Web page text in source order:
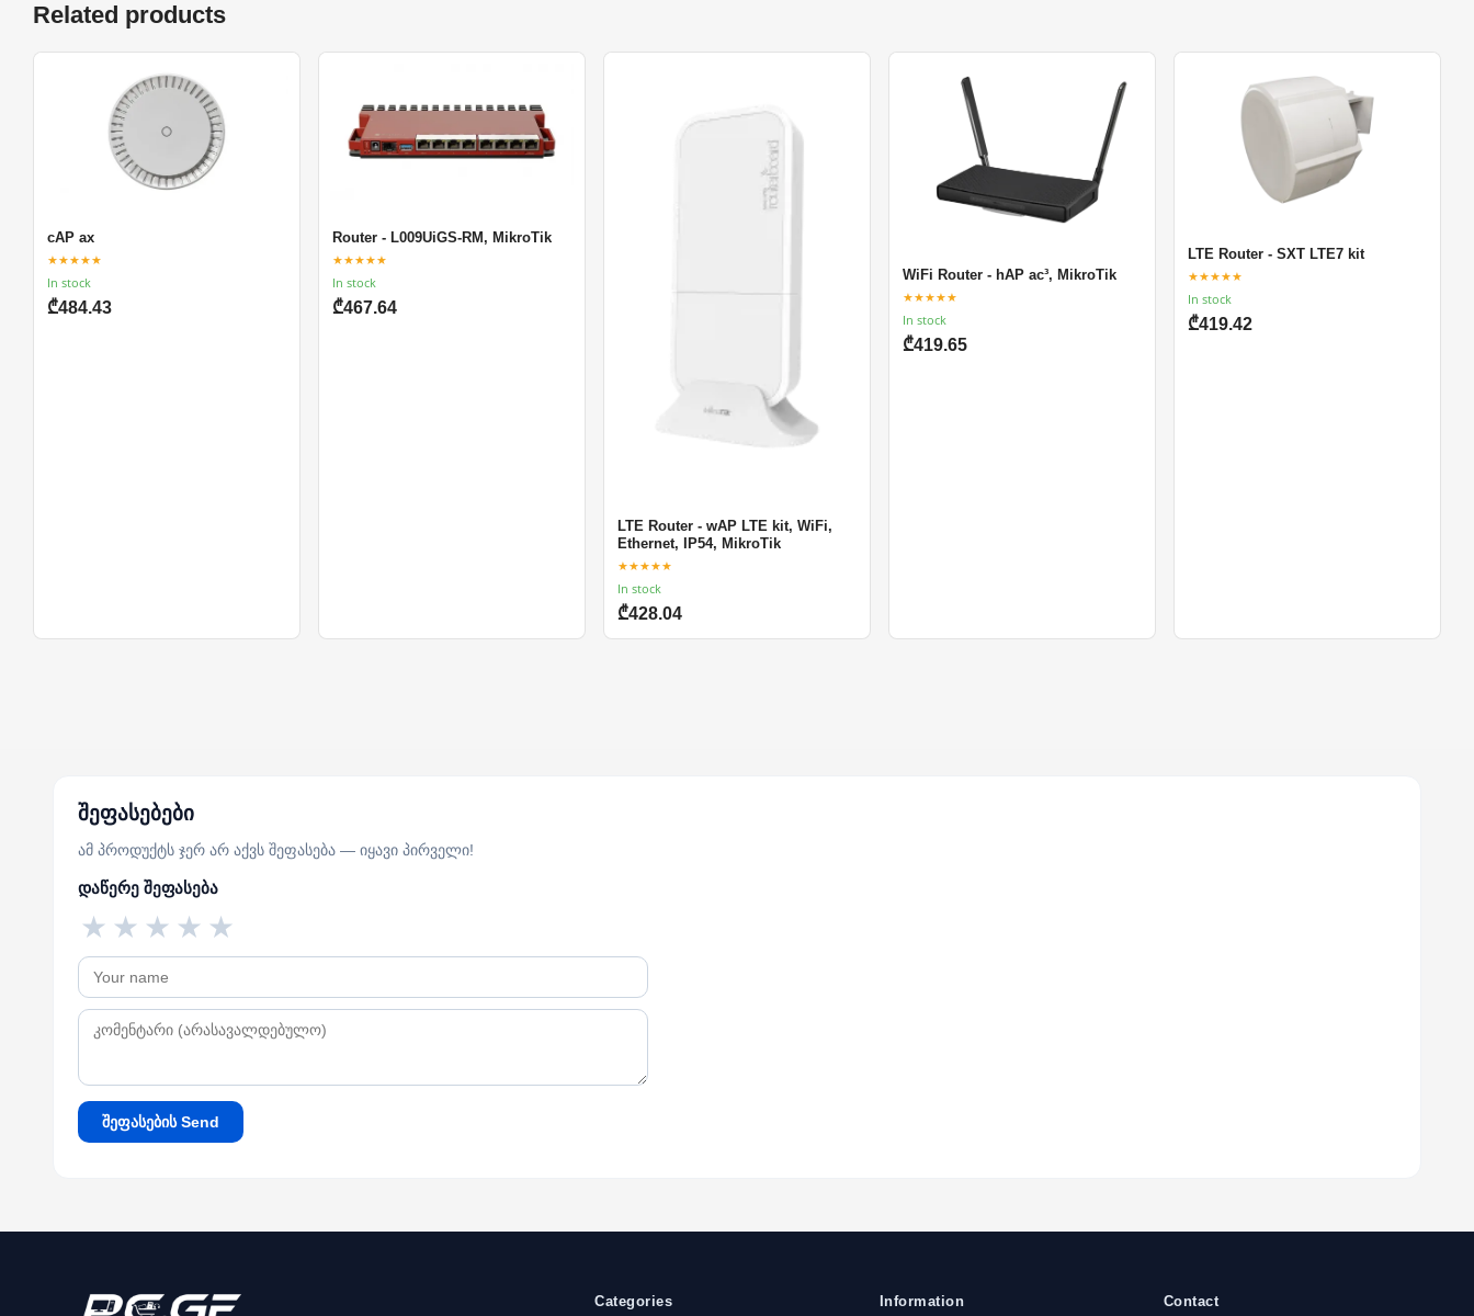
Related products
cAP ax
★★★★★
In stock
₾484.43
Router - L009UiGS-RM, MikroTik
★★★★★
In stock
₾467.64
LTE Router - wAP LTE kit, WiFi,
Ethernet, IP54, MikroTik
★★★★★
In stock
₾428.04
WiFi Router - hAP ac³, MikroTik
★★★★★
In stock
₾419.65
LTE Router - SXT LTE7 kit
★★★★★
In stock
₾419.42
შეფასებები
ამ პროდუქტს ჯერ არ აქვს შეფასება — იყავი პირველი!
დაწერე შეფასება
★
★
★
★
★
შეფასების Send
Categories Information Contact